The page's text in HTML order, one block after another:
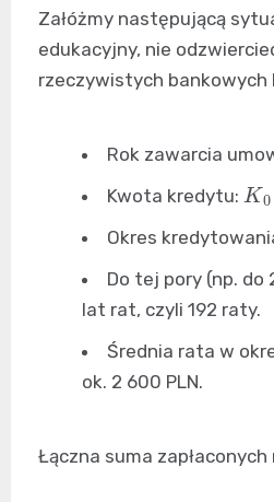
Załóżmy następującą
edukacyjny, nie
rzeczywistych bankowych
Rok zawarcia
Kwota kredytu: K0
Okres
Do tej pory (np. do
lat rat, czyli 192 raty.
Średnia rata w
ok. 2 600 PLN.
Łączna suma zapłaconych